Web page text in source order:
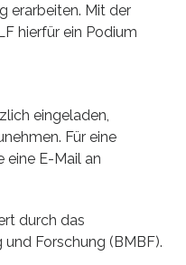
erarbeiten. Mit der
hierfür ein Podium
eingeladen,
Für eine
eine E-Mail an
durch das
Forschung (BMBF).